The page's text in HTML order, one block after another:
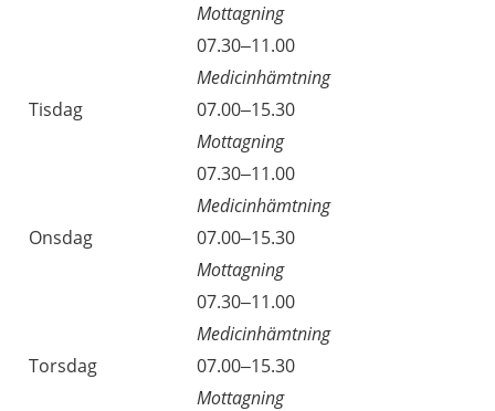
Mottagning
07.30–11.00
Medicinhämtning
Tisdag
07.00–15.30
Mottagning
07.30–11.00
Medicinhämtning
Onsdag
07.00–15.30
Mottagning
07.30–11.00
Medicinhämtning
Torsdag
07.00–15.30
Mottagning